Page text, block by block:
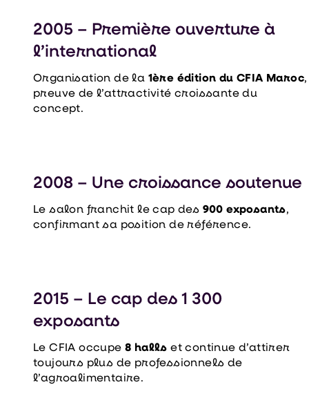
2005 – Première ouverture à
l’international
Organisation de la 1ère édition du CFIA Maroc,
preuve de l’attractivité croissante du
concept.
2008 – Une croissance soutenue
Le salon franchit le cap des 900 exposants,
confirmant sa position de référence.
2015 – Le cap des 1 300
exposants
Le CFIA occupe 8 halls et continue d’attirer
toujours plus de professionnels de
l’agroalimentaire.